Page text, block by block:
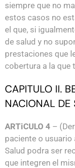
siempre que no
estos casos no
el que, si
de salud y no
prestaciones que
cobertura a la que
CAPITULO II.
NACIONAL DE
ARTiCULO 4 –
paciente o
Salud podra ser
que integren el